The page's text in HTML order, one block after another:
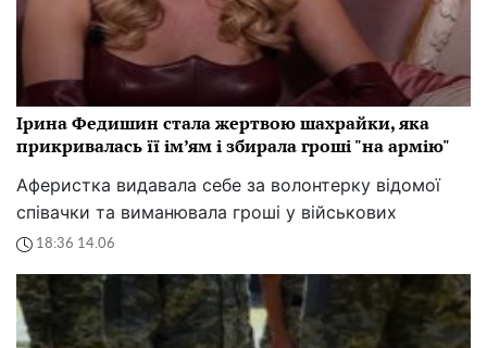
Ірина Федишин стала жертвою шахрайки, яка
прикривалась її ім’ям і збирала гроші "на армію"
Аферистка видавала себе за волонтерку відомої
співачки та виманювала гроші у військових
18:36 14.06